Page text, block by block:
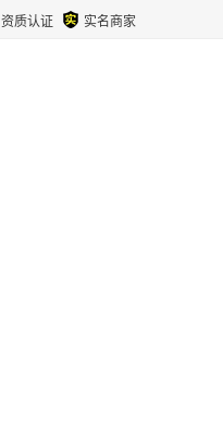
资质认证 实名商家